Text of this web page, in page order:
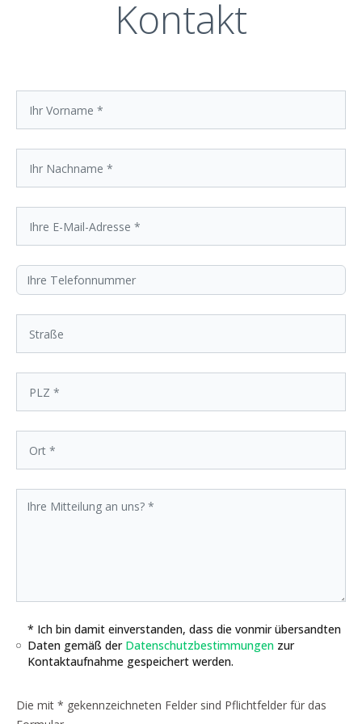
Kontakt
* Ich bin damit einverstanden, dass die vonmir übersandten
Daten gemäß der Datenschutzbestimmungen zur
Kontaktaufnahme gespeichert werden.
Die mit * gekennzeichneten Felder sind Pflichtfelder für das